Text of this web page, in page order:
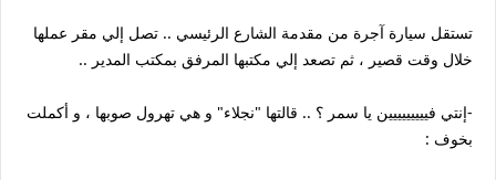
تستقل سيارة آجرة من مقدمة الشارع الرئيسي .. تصل إلي مقر عملها
خلال وقت قصير ، ثم تصعد إلي مكتبها المرفق بمكتب المدير ..
-إنتي فييييييييين يا سمر ؟ .. قالتها "نجلاء" و هي تهرول صوبها ، و أكملت
بخوف :